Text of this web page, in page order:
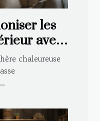
les
avec
chaleureuse